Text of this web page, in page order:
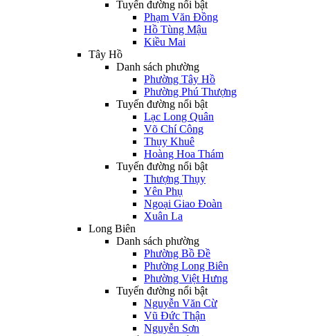
Tuyến đường nổi bật
Phạm Văn Đồng
Hồ Tùng Mậu
Kiều Mai
Tây Hồ
Danh sách phường
Phường Tây Hồ
Phường Phú Thượng
Tuyến đường nổi bật
Lạc Long Quân
Võ Chí Công
Thụy Khuê
Hoàng Hoa Thám
Tuyến đường nổi bật
Thượng Thụy
Yên Phụ
Ngoại Giao Đoàn
Xuân La
Long Biên
Danh sách phường
Phường Bồ Đề
Phường Long Biên
Phường Việt Hưng
Tuyến đường nổi bật
Nguyễn Văn Cừ
Vũ Đức Thận
Nguyễn Sơn